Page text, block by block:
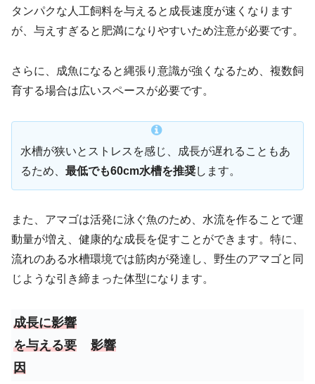
タンパクな人工飼料を与えると成長速度が速くなります
が、与えすぎると肥満になりやすいため注意が必要です。
さらに、成魚になると縄張り意識が強くなるため、複数飼
育する場合は広いスペースが必要です。
水槽が狭いとストレスを感じ、成長が遅れることもあ
るため、 最低でも60cm水槽を推奨します。
また、アマゴは活発に泳ぐ魚のため、水流を作ることで運
動量が増え、健康的な成長を促すことができます。特に、
流れのある水槽環境では筋肉が発達し、野生のアマゴと同
じような引き締まった体型になります。
成長に影響
を与える要
因
影響